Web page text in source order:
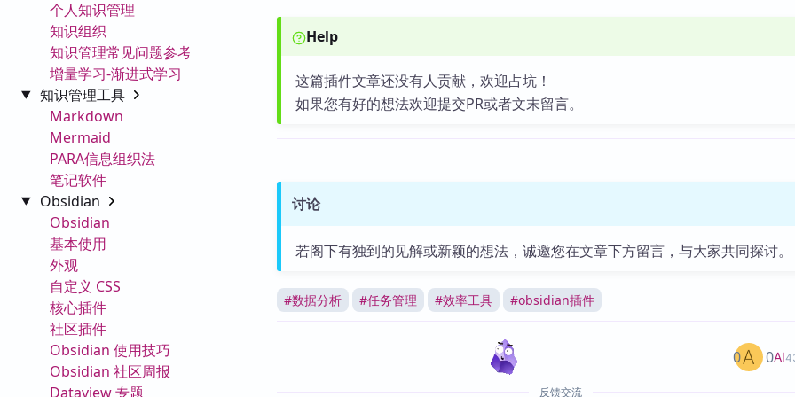
个人知识管理
知识组织
知识管理常见问题参考
增量学习-渐进式学习
知识管理工具
Markdown
Mermaid
PARA信息组织法
笔记软件
Obsidian
Obsidian
基本使用
外观
自定义 CSS
核心插件
社区插件
Obsidian 使用技巧
Obsidian 社区周报
Dataview 专题
Help
这篇插件文章还没有人贡献，欢迎占坑！
如果您有好的想法欢迎提交PR或者文末留言。
讨论
若阁下有独到的见解或新颖的想法，诚邀您在文章下方留言，与大家共同探讨。
#数据分析 #任务管理 #效率工具 #obsidian插件
AI
0 0
反馈交流